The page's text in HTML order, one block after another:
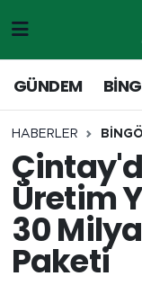
GÜNDEM
HABERLER
Üretim
30
Paketi
Genç
Solhan
Karlıova
Adaklı-Kiğı
Merkez
Merkez
Süper Lig
Tüm